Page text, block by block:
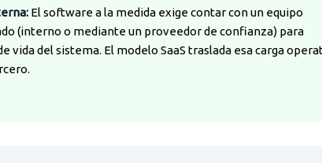
El software a la medida exige contar con un equipo
(interno o mediante un proveedor de confianza) para
vida del sistema. El modelo SaaS traslada esa carga